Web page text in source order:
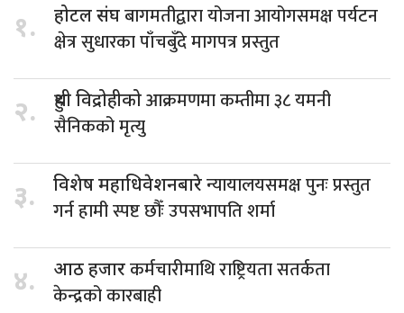
१. होटल संघबागमतीद्वारा योजना आयोगसमक्ष पर्यटन
क्षेत्र सुधारका पाँचबुँदे मागपत्र प्रस्तुत
२. हुथी विद्रोहीकोआक्रमणमा कम्तीमा ३८ यमनी
सैनिकको मृत्यु
३. विशेष महाधिवेशनबारेन्यायालयसमक्ष पुनः प्रस्तुत
गर्न हामी स्पष्ट छौँः उपसभापति शर्मा
४. आठ हजारकर्मचारीमाथि राष्ट्रियता सतर्कता
केन्द्रको कारबाही